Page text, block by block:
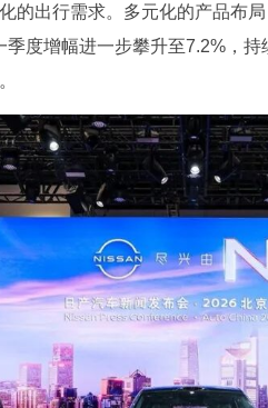
的出行需求。多元化的产品布
度增幅进一步攀升至7.2%，